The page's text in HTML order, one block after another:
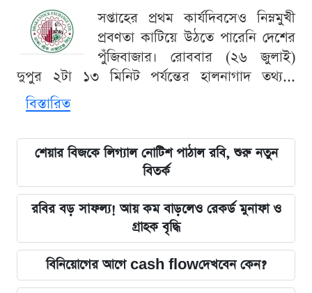
সপ্তাহের প্রথম কার্যদিবসেও নিম্নমুখী
প্রবণতা কাটিয়ে উঠতে পারেনি দেশের
পুঁজিবাজার। রোববার (২৬ জুলাই)
দুপুর ২টা ১৩ মিনিট পর্যন্তের হালনাগাদ তথ্য...
বিস্তারিত
শেয়ার বিজকে লিগ্যাল নোটিশ পাঠাল রবি, শুরু নতুন
বিতর্ক
রবির বড় সাফল্য! আয় কম বাড়লেও রেকর্ড মুনাফা ও
গ্রাহক বৃদ্ধি
বিনিয়োগের আগে cash flowদেখবেন কেন?